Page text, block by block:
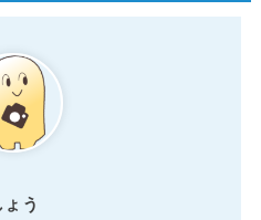
ょう